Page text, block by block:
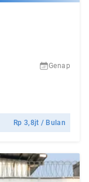
Genap
Rp3,8jt / Bulan